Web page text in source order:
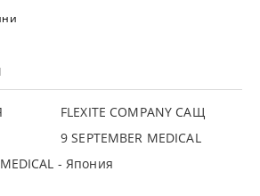
FLEXITE COMPANY САЩ
9 SEPTEMBER MEDICAL
- Япония